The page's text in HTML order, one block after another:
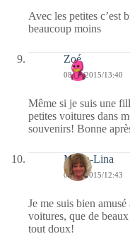
Avec les petites c’est
beaucoup moins
Zoé
08/08/2015/13:40
Même si je suis une
petites voitures dans
souvenirs! Bonne
Maria-Lina
08/08/2015/12:43
Je me suis bien
voitures, que de
tout doux!